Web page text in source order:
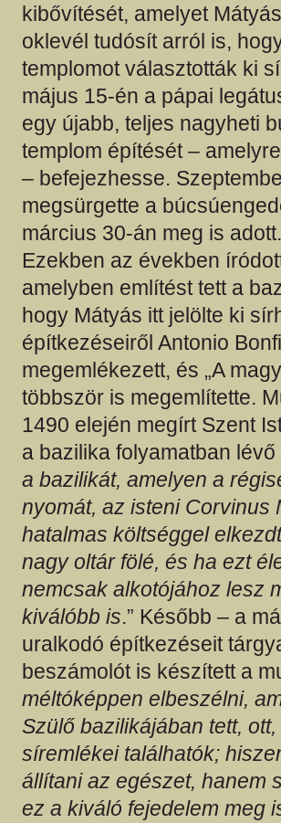
kibővítését, amelyet
oklevél tudósít arról is,
templomot választották ki
május 15-én a pápai
egy újabb, teljes nagyheti
templom építését –
– befejezhesse.
megsürgette a
március 30-án meg is adott.
Ezekben az években
amelyben említést tett a
hogy Mátyás itt jelölte ki
építkezéseiről Antonio
megemlékezett, és „A
többször is megemlítette.
1490 elején megírt Szent
a bazilika folyamatban
a bazilikát, amelyen a
nyomát, az isteni Corvinus
hatalmas költséggel
nagy oltár fölé, és ha ezt
nemcsak alkotójához lesz
kiválóbb is.” Később – a
uralkodó építkezéseit
beszámolót is készített a
méltóképpen elbeszélni,
Szülő bazilikájában tett,
síremlékei találhatók;
állítani az egészet, hanem
ez a kiváló fejedelem meg